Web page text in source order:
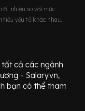
nhiều so với mức
yếu tố khác nhau.
tất cả các ngành
- Salary.vn,
bạn có thể tham